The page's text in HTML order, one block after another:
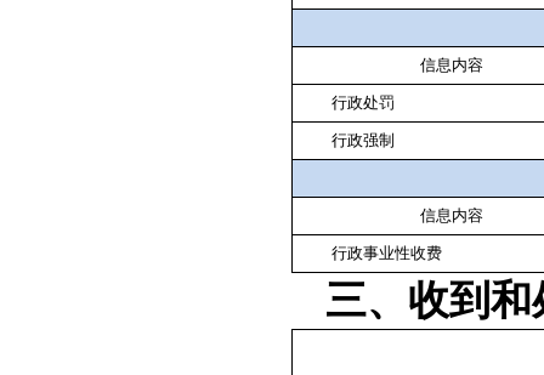
信息内容
行政处罚
行政强制
信息内容
行政事业性收费
三、收到